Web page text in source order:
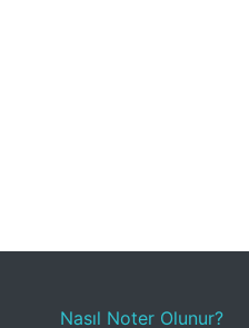
Nasıl Noter Olunur?